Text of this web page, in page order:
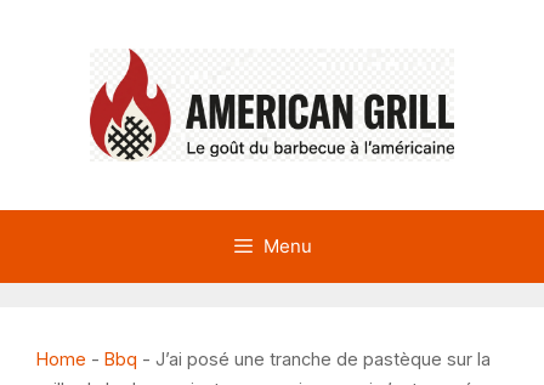
Menu
Home - Bbq - J’ai posé une tranche de pastèque sur la